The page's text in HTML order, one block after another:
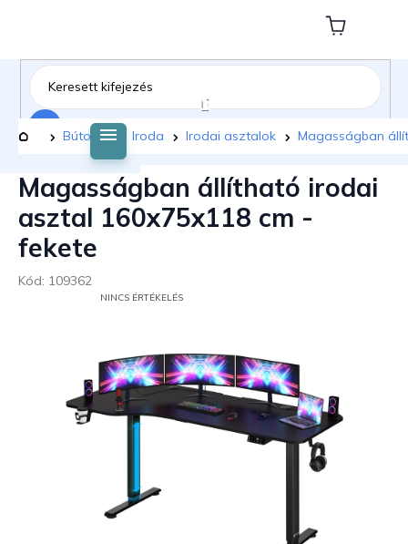
tartalomhoz
Kosár
Kezdőlap
Bútorok Iroda Irodai asztalok Magasságban
Magasságban állítható irodai
asztal 160x75x118 cm -
fekete
Kód: 109362
CSILLAG.
NINCS ÉRTÉKELÉS